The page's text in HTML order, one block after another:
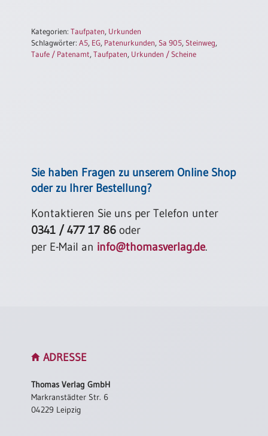
Kategorien:Taufpaten, Urkunden
Schlagwörter:A5, EG, Patenurkunden, Sa 905, Steinweg,
Taufe / Patenamt,Taufpaten, Urkunden / Scheine
Sie haben Fragen zu unserem Online Shop
oder zu Ihrer Bestellung?
Kontaktieren Sie uns per Telefon unter
0341 / 477 17 86 oder
per E-Mail an info@thomasverlag.de.
ADRESSE
Thomas Verlag GmbH
Markranstädter Str. 6
04229 Leipzig